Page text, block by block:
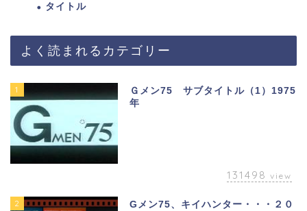
タイトル
よく読まれるカテゴリー
1
Ｇメン75 サブタイトル（1）1975
年
131498 view
2
Gメン75、キイハンター・・・２０